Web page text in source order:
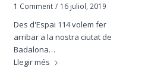
1 Comment / 16 juliol, 2019
Des d'Espai 114 volem fer
arribar a la nostra ciutat de
Badalona…
Llegir més